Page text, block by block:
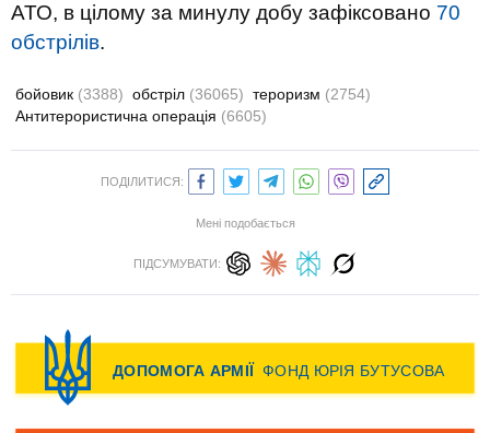
АТО, в цілому за минулу добу зафіксовано 70
обстрілів.
бойовик (3388) обстріл (36065) тероризм (2754)
Антитерористична операція (6605)
ПОДІЛИТИСЯ:
Мені подобається
ПІДСУМУВАТИ: